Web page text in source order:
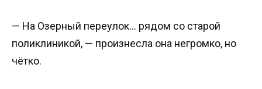
— На Озерный переулок… рядом со старой
поликлиникой, — произнесла она негромко, но
чётко.